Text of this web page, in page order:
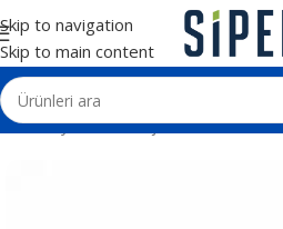
Skip to navigation
Skip to main content
Ana Sayfa Teknolojik Ürünler Usb